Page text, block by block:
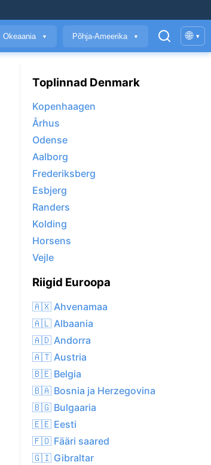
Okeaania ▼ Põhja-Ameerika ▼ 🌐 ▾
Toplinnad Denmark
Kopenhaagen
Århus
Odense
Aalborg
Frederiksberg
Esbjerg
Randers
Kolding
Horsens
Vejle
Riigid Euroopa
🇦🇽 Ahvenamaa
🇦🇱 Albaania
🇦🇩 Andorra
🇦🇹 Austria
🇧🇪 Belgia
🇧🇦 Bosnia ja Herzegovina
🇧🇬 Bulgaaria
🇪🇪 Eesti
🇫🇴 Fääri saared
🇬🇮 Gibraltar